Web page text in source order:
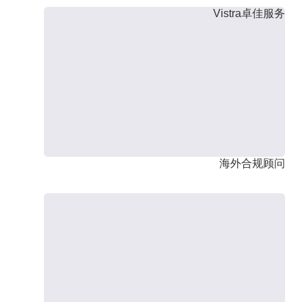
Vistra卓佳服务
海外合规顾问